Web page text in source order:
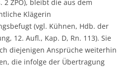
2 ZPO), bleibt die aus dem
Klägerin
(vgl. Kühnen, Hdb. der
12. Aufl., Kap. D, Rn. 113). Sie
diejenigen Ansprüche weiterhin
die infolge der Übertragung